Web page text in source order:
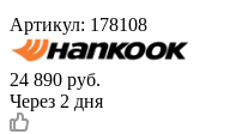
Артикул: 178108
24 890 руб.
Через 2 дня